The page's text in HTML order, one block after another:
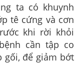
ta có khuynh
tê cứng và cơn
khi rời khỏi
cần tập co
gối, để giảm bớt